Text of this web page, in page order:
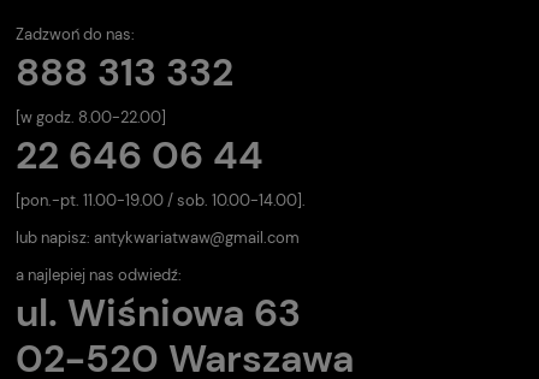
Zadzwoń do nas:
888 313 332
[w godz. 8.00-22.00]
22 646 06 44
[pon.-pt. 11.00-19.00 / sob. 10.00-14.00].
lub napisz: antykwariatwaw@gmail.com
a najlepiej nas odwiedź:
ul. Wiśniowa 63
02-520 Warszawa